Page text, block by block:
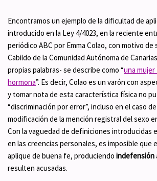
Encontramos un ejemplo de la dificultad de
introducido en la Ley 4/4023, en la reciente
periódico ABC por Emma Colao, con motivo de
Cabildo de la Comunidad Autónoma de
propias palabras- se describe como “una
hormona”. Es decir, Colao es un varón con
y tomar nota de esta característica física no
“discriminación por error”, incluso en el caso
modificación de la mención registral del sexo
Con la vaguedad de definiciones introducidas
en las creencias personales, es imposible que
aplique de buena fe, produciendo indefensión
resulten acusadas.